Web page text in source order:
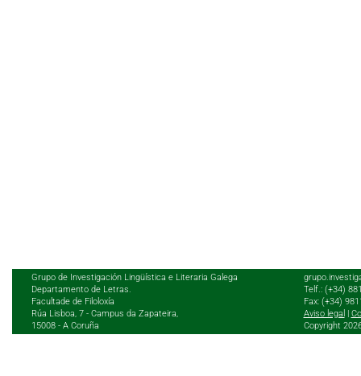
Grupo de Investigación Lingüística e Literaria Galega
Departamento de Letras.
Facultade de Filoloxía
Rúa Lisboa, 7 - Campus da Zapateira,
15008 - A Coruña
Telf.: (+34)
Fax: (+34)
Aviso legal
Copyright